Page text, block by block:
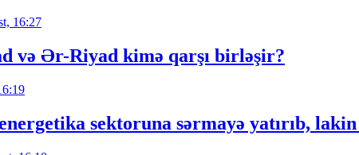
16:27
və Ər-Riyad kimə qarşı birləşir?
sektoruna sərmayə yatırıb,